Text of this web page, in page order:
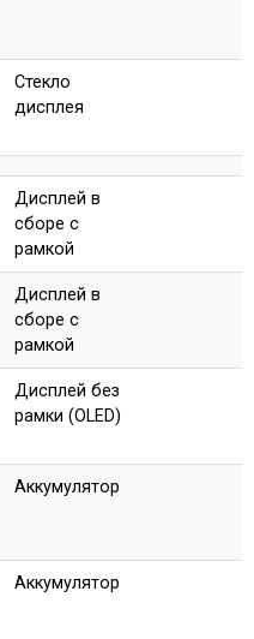
Стекло
дисплея
Дисплей в
сборе с
рамкой
Дисплей в
сборе с
рамкой
Дисплей без
рамки (OLED)
Аккумулятор
Аккумулятор